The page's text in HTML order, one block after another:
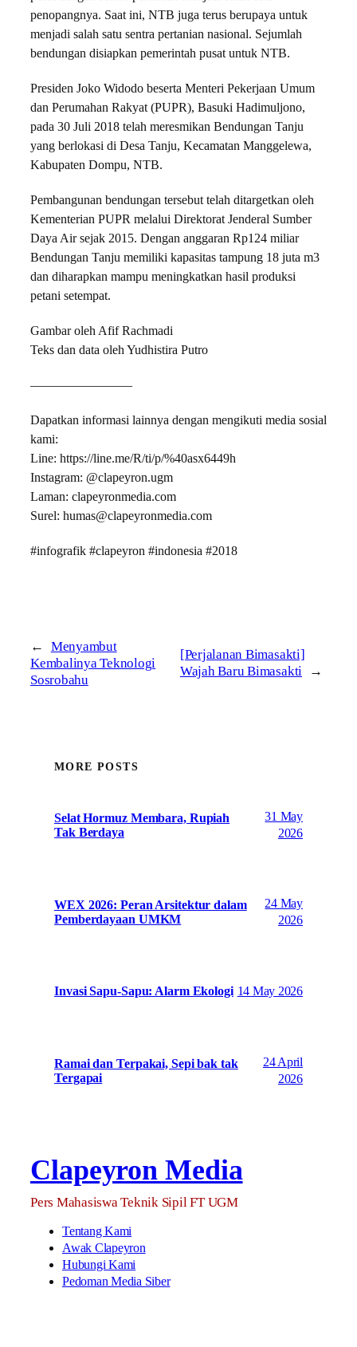
penopangnya. Saat ini, NTB juga terus berupaya untuk
menjadi salah satu sentra pertanian nasional. Sejumlah
bendungan disiapkan pemerintah pusat untuk NTB.
Presiden Joko Widodo beserta Menteri Pekerjaan Umum
dan Perumahan Rakyat (PUPR), Basuki Hadimuljono,
pada 30 Juli 2018 telah meresmikan Bendungan Tanju
yang berlokasi di Desa Tanju, Kecamatan Manggelewa,
Kabupaten Dompu, NTB.
Pembangunan bendungan tersebut telah ditargetkan oleh
Kementerian PUPR melalui Direktorat Jenderal Sumber
Daya Air sejak 2015. Dengan anggaran Rp124 miliar
Bendungan Tanju memiliki kapasitas tampung 18 juta m3
dan diharapkan mampu meningkatkan hasil produksi
petani setempat.
Gambar oleh Afif Rachmadi
Teks dan data oleh Yudhistira Putro
————————
Dapatkan informasi lainnya dengan mengikuti media sosial
kami:
Line: https://line.me/R/ti/p/%40asx6449h
Instagram: @clapeyron.ugm
Laman: clapeyronmedia.com
Surel: humas@clapeyronmedia.com
#infografik #clapeyron #indonesia #2018
←
Menyambut
Kembalinya Teknologi
Sosrobahu
[Perjalanan Bimasakti]
Wajah Baru Bimasakti
→
MORE POSTS
Selat Hormuz Membara, Rupiah
Tak Berdaya
31 May
2026
WEX 2026: Peran Arsitektur dalam
Pemberdayaan UMKM
24 May
2026
Invasi Sapu-Sapu: Alarm Ekologi 14 May 2026
Ramai dan Terpakai, Sepi bak tak
Tergapai
24 April
2026
Clapeyron Media
Pers Mahasiswa Teknik Sipil FT UGM
Tentang Kami
Awak Clapeyron
Hubungi Kami
Pedoman Media Siber